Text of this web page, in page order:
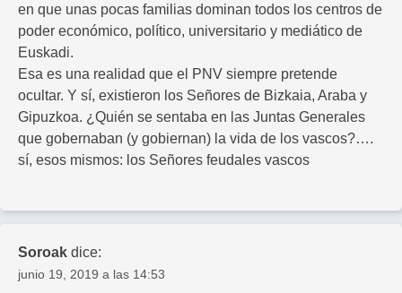
en que unas pocas familias dominan todos los centros de
poder económico, político, universitario y mediático de
Euskadi.
Esa es una realidad que el PNV siempre pretende
ocultar. Y sí, existieron los Señores de Bizkaia, Araba y
Gipuzkoa. ¿Quién se sentaba en las Juntas Generales
que gobernaban (y gobiernan) la vida de los vascos?….
sí, esos mismos: los Señores feudales vascos
Soroak dice:
junio 19, 2019 a las 14:53